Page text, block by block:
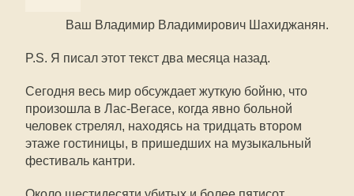
Ваш Владимир Владимирович Шахиджанян.
P.S. Я писал этот текст два месяца назад.
Сегодня весь мир обсуждает жуткую бойню, что
произошла в Лас-Вегасе, когда явно больной
человек стрелял, находясь на тридцать втором
этаже гостиницы, в пришедших на музыкальный
фестиваль кантри.